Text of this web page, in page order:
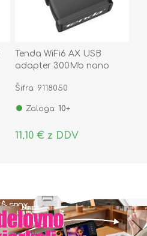
Tenda WiFi6 AX USB
adapter 300Mb nano
Šifra: 9118050
Zaloga: 10+
11,10 € z DDV